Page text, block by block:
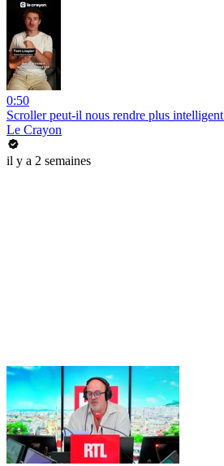
0:50
Scroller peut-il nous rendre plus
Le Crayon
il y a 2 semaines